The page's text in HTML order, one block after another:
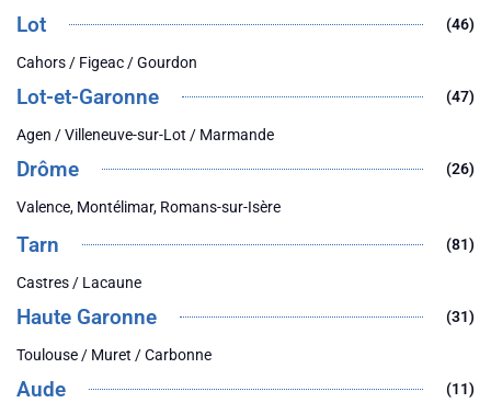
Lot (46)
Cahors / Figeac / Gourdon
Lot-et-Garonne (47)
Agen / Villeneuve-sur-Lot / Marmande
Drôme (26)
Valence, Montélimar, Romans-sur-Isère
Tarn (81)
Castres / Lacaune
Haute Garonne (31)
Toulouse / Muret / Carbonne
Aude (11)